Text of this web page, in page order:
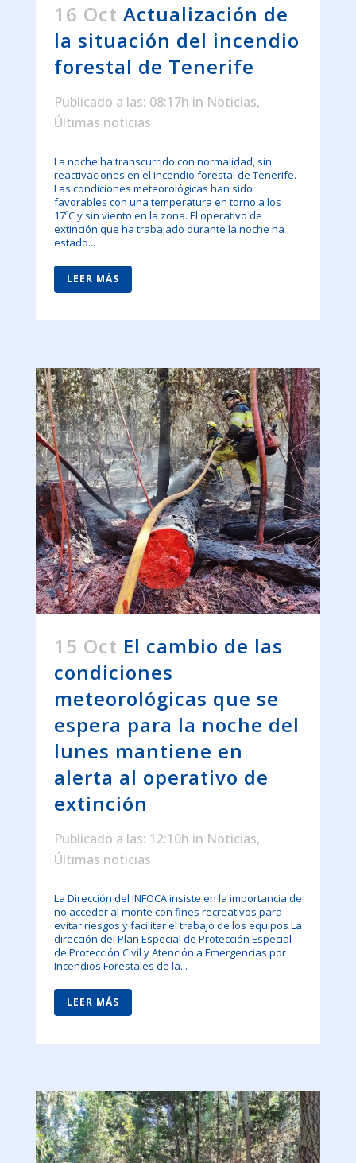
16 Oct Actualización de
la situación del incendio
forestal de Tenerife
Publicado a las: 08:17h in Noticias,
Últimas noticias
La noche ha transcurrido con normalidad, sin
reactivaciones en el incendio forestal de Tenerife.
Las condiciones meteorológicas han sido
favorables con una temperatura en torno a los
17ºC y sin viento en la zona. El operativo de
extinción que ha trabajado durante la noche ha
estado...
LEER MÁS
15 Oct El cambio de las
condiciones
meteorológicas que se
espera para la noche del
lunes mantiene en
alerta al operativo de
extinción
Publicado a las: 12:10h in Noticias,
Últimas noticias
La Dirección del INFOCA insiste en la importancia de
no acceder al monte con fines recreativos para
evitar riesgos y facilitar el trabajo de los equipos La
dirección del Plan Especial de Protección Especial
de Protección Civil y Atención a Emergencias por
Incendios Forestales de la...
LEER MÁS